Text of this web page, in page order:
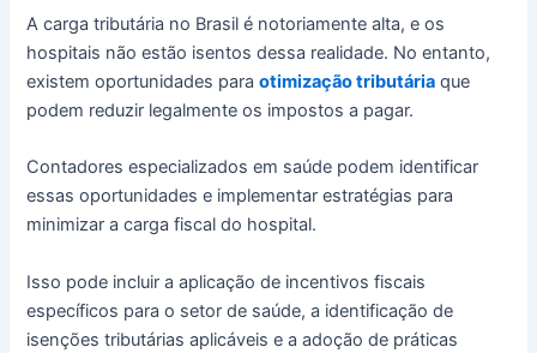
A carga tributária no Brasil é notoriamente alta, e os
hospitais não estão isentos dessa realidade. No entanto,
existem oportunidades paraotimização tributária que
podem reduzir legalmente os impostos a pagar.
Contadores especializados em saúde podem identificar
essas oportunidades e implementar estratégias para
minimizar a carga fiscal do hospital.
Isso pode incluir a aplicação de incentivos fiscais
específicos para o setor de saúde, a identificação de
isenções tributárias aplicáveis e a adoção de práticas